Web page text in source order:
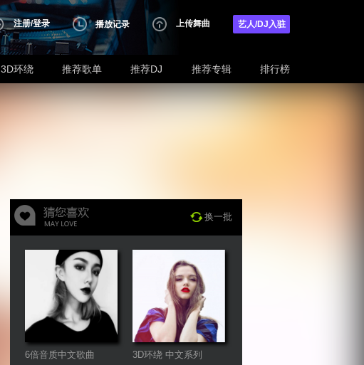
注册/登录 播放记录 上传舞曲 艺人/DJ入驻
3D环绕 推荐歌单 推荐DJ 推荐专辑 排行榜
换一批
6倍音质中文歌曲 3D环绕 中文系列